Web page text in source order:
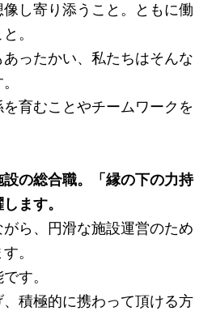
し寄り添うこと。ともに働
。
ったかい、私たちはそんな
育むことやチームワークを
の総合職。「縁の下の力持
ます。
ら、円滑な施設運営のため
。
す。
積極的に携わって頂ける方